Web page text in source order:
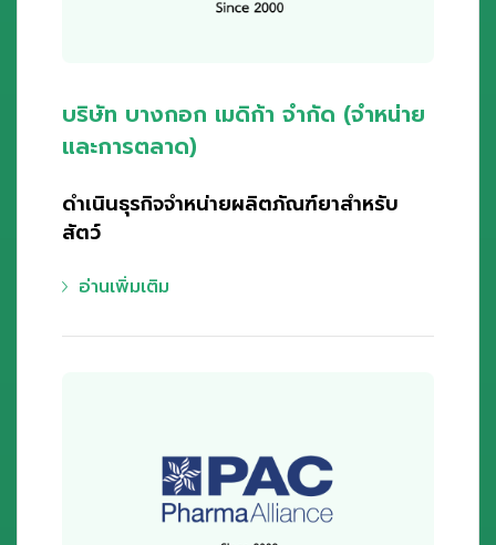
บริษัท บางกอก เมดิก้า จำกัด (จำหน่าย
และการตลาด)
ดำเนินธุรกิจจำหน่ายผลิตภัณฑ์ยาสำหรับ
สัตว์
อ่านเพิ่มเติม